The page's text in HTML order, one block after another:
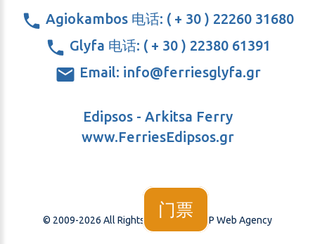
门票
Agiokambos 电话: ( + 30 ) 22260 31680
Glyfa 电话: ( + 30 ) 22380 61391
Email: info@ferriesglyfa.gr
Edipsos - Arkitsa Ferry
www.FerriesEdipsos.gr
© 2009-2026 All Rights Reserved - GAP Web Agency